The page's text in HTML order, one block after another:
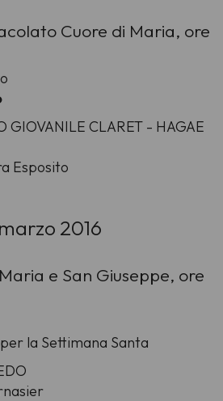
Cuore di Maria, ore
GIOVANILE CLARET - HAGAE
Esposito
2016
e San Giuseppe, ore
la Settimana Santa